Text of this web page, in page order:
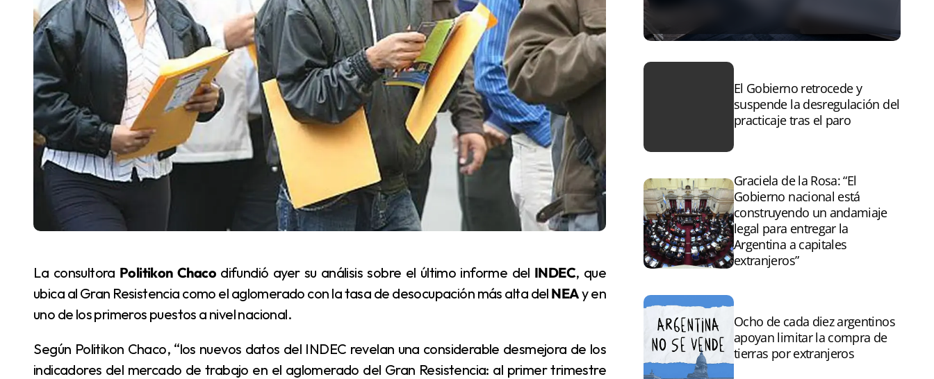
La consultora Politikon Chacodifundió ayer su análisis sobre el último informe del INDEC, que
ubica al Gran Resistencia como el aglomerado con la tasa de desocupación más alta del NEAy en
uno de los primeros puestos a nivel nacional.
Según Politikon Chaco, “los nuevos datos del INDEC revelan una considerable desmejora de los
indicadores del mercado de trabajo en el aglomerado del Gran Resistencia: al primer trimestre
El Gobierno retrocede y
suspende la desregulación del
practicaje tras el paro
Graciela de la Rosa: “El
Gobierno nacional está
construyendo un andamiaje
legal para entregar la
Argentina a capitales
extranjeros”
Ocho de cada diez argentinos
apoyan limitar la compra de
tierras por extranjeros